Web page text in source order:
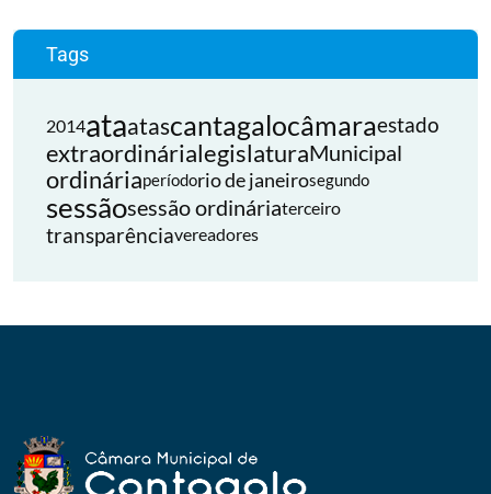
Tags
2014ataatascantagalocâmaraestado
extraordinárialegislaturaMunicipal
ordináriaperíodorio de janeirosegundo
sessãosessão ordináriaterceiro
transparênciavereadores